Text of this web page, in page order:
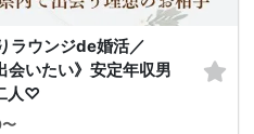
ラウンジde婚活／
会いたい》安定年収男
人♡